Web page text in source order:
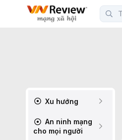
Xu hướng
An ninh mạng
cho mọi người